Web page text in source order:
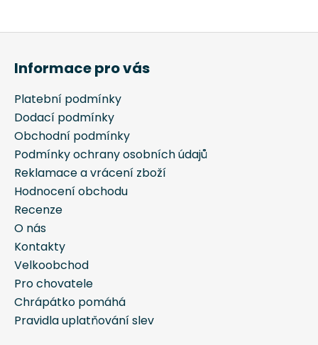
Z
Informace pro vás
Platební podmínky
Dodací podmínky
Obchodní podmínky
Podmínky ochrany osobních údajů
Reklamace a vrácení zboží
Hodnocení obchodu
Recenze
O nás
Kontakty
Velkoobchod
Pro chovatele
Chrápátko pomáhá
Pravidla uplatňování slev